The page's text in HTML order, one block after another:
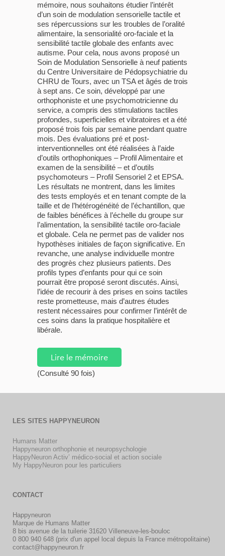
mémoire, nous souhaitons étudier l’intérêt
d’un soin de modulation sensorielle tactile et
ses répercussions sur les troubles de l’oralité
alimentaire, la sensorialité oro-faciale et la
sensibilité tactile globale des enfants avec
autisme. Pour cela, nous avons proposé un
Soin de Modulation Sensorielle à neuf patients
du Centre Universitaire de Pédopsychiatrie du
CHRU de Tours, avec un TSA et âgés de trois
à sept ans. Ce soin, développé par une
orthophoniste et une psychomotricienne du
service, a compris des stimulations tactiles
profondes, superficielles et vibratoires et a été
proposé trois fois par semaine pendant quatre
mois. Des évaluations pré et post-
interventionnelles ont été réalisées à l’aide
d’outils orthophoniques – Profil Alimentaire et
examen de la sensibilité – et d’outils
psychomoteurs – Profil Sensoriel 2 et EPSA.
Les résultats ne montrent, dans les limites
des tests employés et en tenant compte de la
taille et de l’hétérogénéité de l’échantillon, que
de faibles bénéfices à l’échelle du groupe sur
l’alimentation, la sensibilité tactile oro-faciale
et globale. Cela ne permet pas de valider nos
hypothèses initiales de façon significative. En
revanche, une analyse individuelle montre
des progrès chez plusieurs patients. Des
profils types d’enfants pour qui ce soin
pourrait être proposé seront discutés. Ainsi,
l’idée de recourir à des prises en soins tactiles
reste prometteuse, mais d’autres études
restent nécessaires pour confirmer l’intérêt de
ces soins dans la pratique hospitalière et
libérale.
Lire le mémoire
(Consulté 90 fois)
LES SITES HAPPYNEURON
Humans Matter
Happyneuron orthophonie et neuropsychologie
HappyNeuron Activ’ médico-social et action sociale
My HappyNeuron pour les particuliers
CONTACT
Happyneuron
Marque de Humans Matter
8 bis avenue de la tuilerie 31620 Villeneuve-les-bouloc
0 800 940 648 (prix d'un appel local depuis la France métropolitaine)
contact@happyneuron.fr